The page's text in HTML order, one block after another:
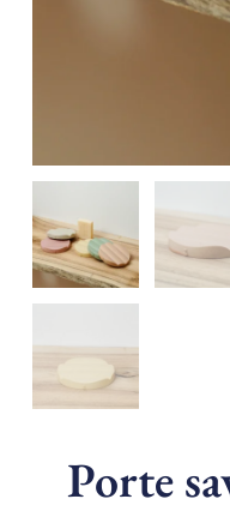
Porte